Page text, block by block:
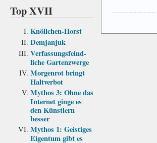
Top XVII
Knöllchen-Horst
Demjanjuk
Verfassungs­feind­
liche Garten­zwerge
Morgenrot bringt
Haltverbot
Mythos 3: Ohne das
Internet ginge es
den Künstlern
besser
Mythos 1: Geistiges
Eigentum gibt es